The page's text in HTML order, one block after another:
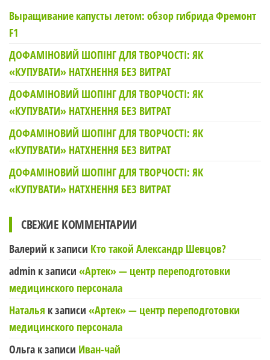
Выращивание капусты летом: обзор гибрида Фремонт
F1
ДОФАМІНОВИЙ ШОПІНГ ДЛЯ ТВОРЧОСТІ: ЯК
«КУПУВАТИ» НАТХНЕННЯ БЕЗ ВИТРАТ
ДОФАМІНОВИЙ ШОПІНГ ДЛЯ ТВОРЧОСТІ: ЯК
«КУПУВАТИ» НАТХНЕННЯ БЕЗ ВИТРАТ
ДОФАМІНОВИЙ ШОПІНГ ДЛЯ ТВОРЧОСТІ: ЯК
«КУПУВАТИ» НАТХНЕННЯ БЕЗ ВИТРАТ
ДОФАМІНОВИЙ ШОПІНГ ДЛЯ ТВОРЧОСТІ: ЯК
«КУПУВАТИ» НАТХНЕННЯ БЕЗ ВИТРАТ
СВЕЖИЕ КОММЕНТАРИИ
Валерий к записи Кто такой Александр Шевцов?
admin к записи «Артек» — центр переподготовки
медицинского персонала
Наталья к записи «Артек» — центр переподготовки
медицинского персонала
Ольга к записи Иван-чай